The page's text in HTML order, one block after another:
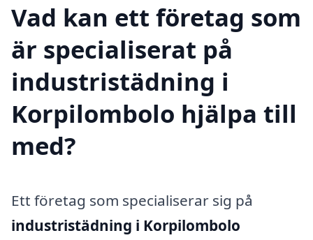
Vad kan ett företag som
är specialiserat på
industristädning i
Korpilombolo hjälpa till
med?
Ett företag som specialiserar sig på
industristädning i Korpilombolo